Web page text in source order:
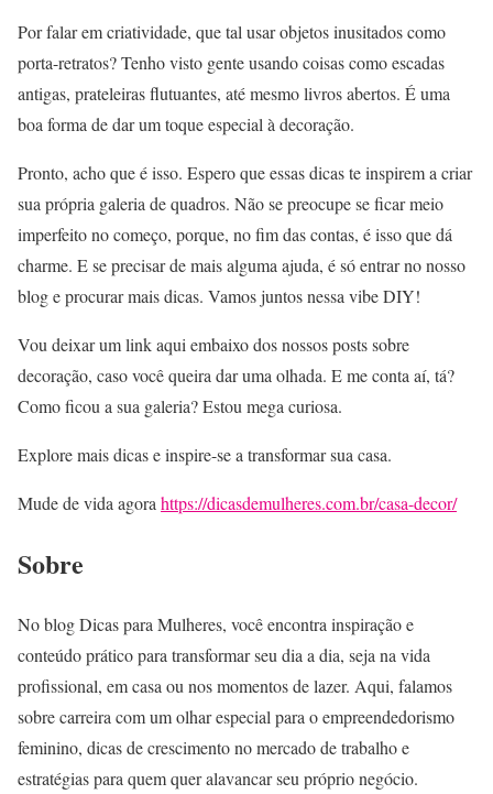
Por falar em criatividade, que tal usar objetos inusitados como
porta-retratos? Tenho visto gente usando coisas como escadas
antigas, prateleiras flutuantes, até mesmo livros abertos. É uma
boa forma de dar um toque especial à decoração.
Pronto, acho que é isso. Espero que essas dicas te inspirem a criar
sua própria galeria de quadros. Não se preocupe se ficar meio
imperfeito no começo, porque, no fim das contas, é isso que dá
charme. E se precisar de mais alguma ajuda, é só entrar no nosso
blog e procurar mais dicas. Vamos juntos nessa vibe DIY!
Vou deixar um link aqui embaixo dos nossos posts sobre
decoração, caso você queira dar uma olhada. E me conta aí, tá?
Como ficou a sua galeria? Estou mega curiosa.
Explore mais dicas e inspire-se a transformar sua casa.
Mude de vida agorahttps://dicasdemulheres.com.br/casa-decor/
Sobre
No blog Dicas para Mulheres, você encontra inspiração e
conteúdo prático para transformar seu dia a dia, seja na vida
profissional, em casa ou nos momentos de lazer. Aqui, falamos
sobre carreira com um olhar especial para o empreendedorismo
feminino, dicas de crescimento no mercado de trabalho e
estratégias para quem quer alavancar seu próprio negócio.